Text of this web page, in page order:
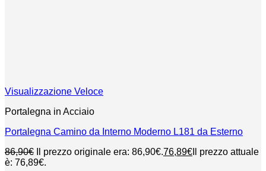
Visualizzazione Veloce
Portalegna in Acciaio
Portalegna Camino da Interno Moderno L181 da Esterno
86,90€ Il prezzo originale era: 86,90€.76,89€ Il prezzo attuale
è: 76,89€.